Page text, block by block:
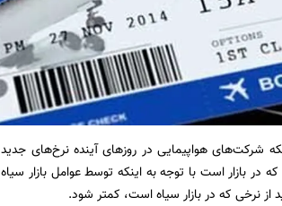
شرکت‌های هواپیمایی در روزهای آینده نرخ‌های جدید
بازار است با توجه به اینکه توسط عوامل بازار سیاه
نرخی که در بازار سیاه است، کمتر شود.